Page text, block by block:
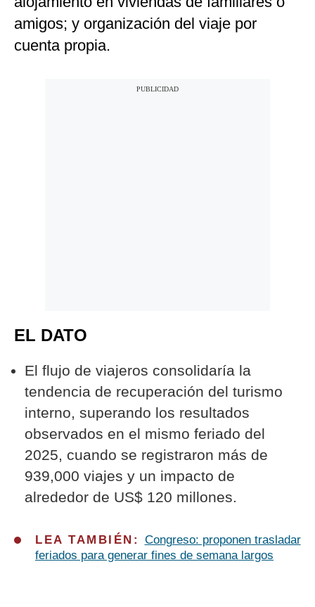
amigos; y organización del viaje por
cuenta propia.
EL DATO
El flujo de viajeros consolidaría la
tendencia de recuperación del turismo
interno, superando los resultados
observados en el mismo feriado del
2025, cuando se registraron más de
939,000 viajes y un impacto de
alrededor de US$ 120 millones.
LEA TAMBIÉN: Congreso: proponen trasladar
feriados para generar fines de semana largos